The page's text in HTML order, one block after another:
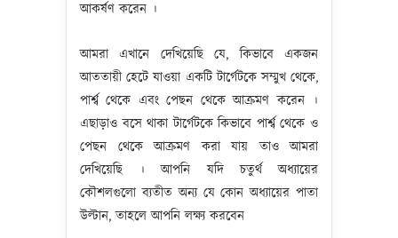
আকর্ষণ করেন ।
আমরা এখানে দেখিয়েছি যে, কিভাবে একজন
আততায়ী হেটে যাওয়া একটি টার্গেটকে সম্মুখ থেকে,
পার্শ্ব থেকে এবং পেছন থেকে আক্রমণ করেন ।
এছাড়াও বসে থাকা টার্গেটকে কিভাবে পার্শ্ব থেকে ও
পেছন থেকে আক্রমণ করা যায় তাও আমরা
দেখিয়েছি । আপনি যদি চতুর্থ অধ্যায়ের
কৌশলগুলো ব্যতীত অন্য যে কোন অধ্যায়ের পাতা
উল্টান, তাহলে আপনি লক্ষ্য করবেন